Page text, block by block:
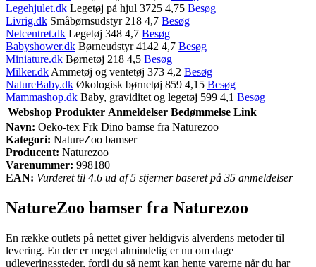
Legehjulet.dk Legetøj på hjul 3725 4,75 Besøg
Livrig.dk Småbørnsudstyr 218 4,7 Besøg
Netcentret.dk Legetøj 348 4,7 Besøg
Babyshower.dk Børneudstyr 4142 4,7 Besøg
Miniature.dk Børnetøj 218 4,5 Besøg
Milker.dk Ammetøj og ventetøj 373 4,2 Besøg
NatureBaby.dk Økologisk børnetøj 859 4,15 Besøg
Mammashop.dk Baby, graviditet og legetøj 599 4,1 Besøg
Webshop Produkter Anmeldelser Bedømmelse Link
Navn: Oeko-tex Frk Dino bamse fra Naturezoo
Kategori: NatureZoo bamser
Producent: Naturezoo
Varenummer: 998180
EAN: Vurderet til 4.6 ud af 5 stjerner baseret på 35 anmeldelser
NatureZoo bamser fra Naturezoo
En række outlets på nettet giver heldigvis alverdens metoder til
levering. En der er meget almindelig er nu om dage
udleveringssteder, fordi du så nemt kan hente varerne når du har